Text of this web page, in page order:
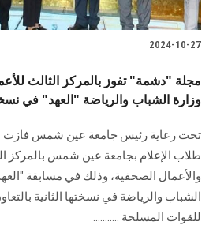
2024-10-27
مجلة "دشمة" تفوز بالمركز الثالث
وزارة الشباب والرياضة "العهد" في
تحت رعاية رئيس جامعة عين شمس فازت
طلاب الإعلام بجامعة عين شمس بالمركز
والأعمال الصحفية، ‏وذلك في مسابقة
الشباب والرياضة في نسختها الثانية
للقوات المسلحة ...........